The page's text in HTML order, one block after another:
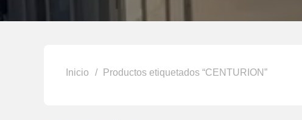
Inicio / Productos etiquetados “CENTURION”